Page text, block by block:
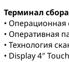
Терминал
• Операционная
• Оперативная
• Технология
• Display 4″ Touch